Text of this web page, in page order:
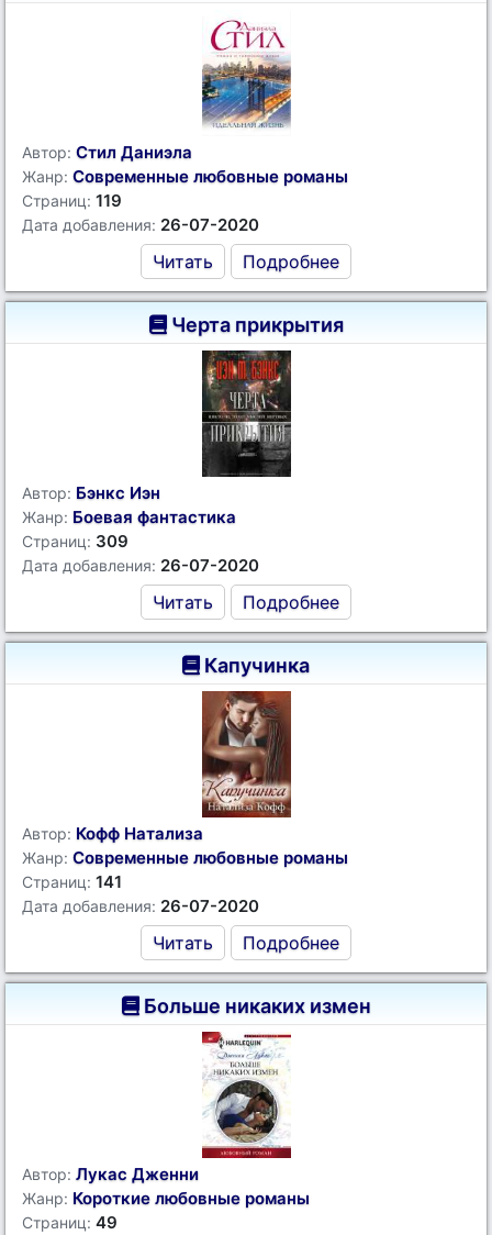
Автор: Стил Даниэла
Жанр: Современные любовные романы
Страниц: 119
Дата добавления: 26-07-2020
Читать Подробнее
Черта прикрытия
Автор: Бэнкс Иэн
Жанр: Боевая фантастика
Страниц: 309
Дата добавления: 26-07-2020
Читать Подробнее
Капучинка
Автор: Кофф Натализа
Жанр: Современные любовные романы
Страниц: 141
Дата добавления: 26-07-2020
Читать Подробнее
Больше никаких измен
Автор: Лукас Дженни
Жанр: Короткие любовные романы
Страниц: 49